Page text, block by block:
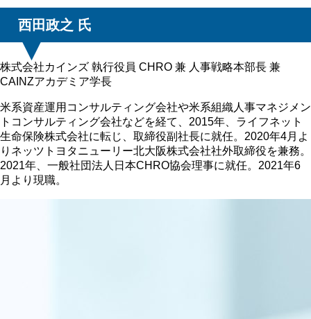
西田政之 氏
株式会社カインズ 執行役員 CHRO 兼 人事戦略本部長 兼
CAINZアカデミア学長
米系資産運用コンサルティング会社や米系組織人事マネジメン
トコンサルティング会社などを経て、2015年、ライフネット
生命保険株式会社に転じ、取締役副社長に就任。2020年4月よ
りネッツトヨタニューリー北大阪株式会社社外取締役を兼務。
2021年、一般社団法人日本CHRO協会理事に就任。2021年6
月より現職。